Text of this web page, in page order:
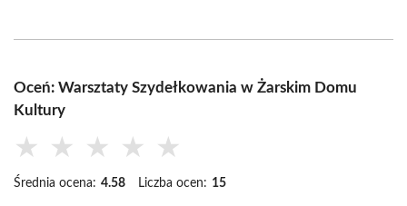
Oceń: Warsztaty Szydełkowania w Żarskim Domu
Kultury
★ ★ ★ ★ ★
Średnia ocena: 4.58 Liczba ocen: 15